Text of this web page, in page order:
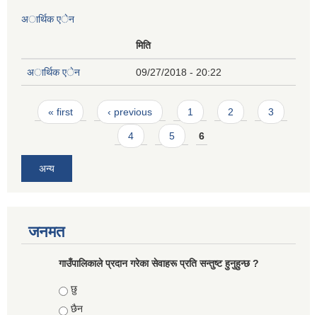
अार्थिक एेन
मिति
अार्थिक एेन 09/27/2018 - 20:22
Pages
« first ‹ previous 1 2 3
4 5 6
अन्य
जनमत
गाउँपालिकाले प्रदान गरेका सेवाहरू प्रति सन्तुष्ट हुनुहुन्छ ?
Choices
छु
छैन